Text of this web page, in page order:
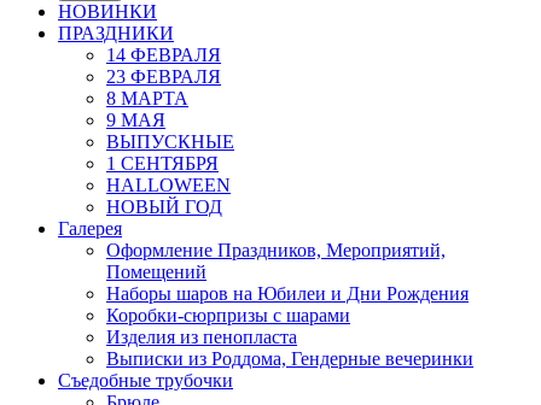
НОВИНКИ
ПРАЗДНИКИ
14 ФЕВРАЛЯ
23 ФЕВРАЛЯ
8 МАРТА
9 МАЯ
ВЫПУСКНЫЕ
1 СЕНТЯБРЯ
HALLOWEEN
НОВЫЙ ГОД
Галерея
Оформление Праздников, Мероприятий,
Помещений
Наборы шаров на Юбилеи и Дни Рождения
Коробки-сюрпризы с шарами
Изделия из пенопласта
Выписки из Роддома, Гендерные вечеринки
Съедобные трубочки